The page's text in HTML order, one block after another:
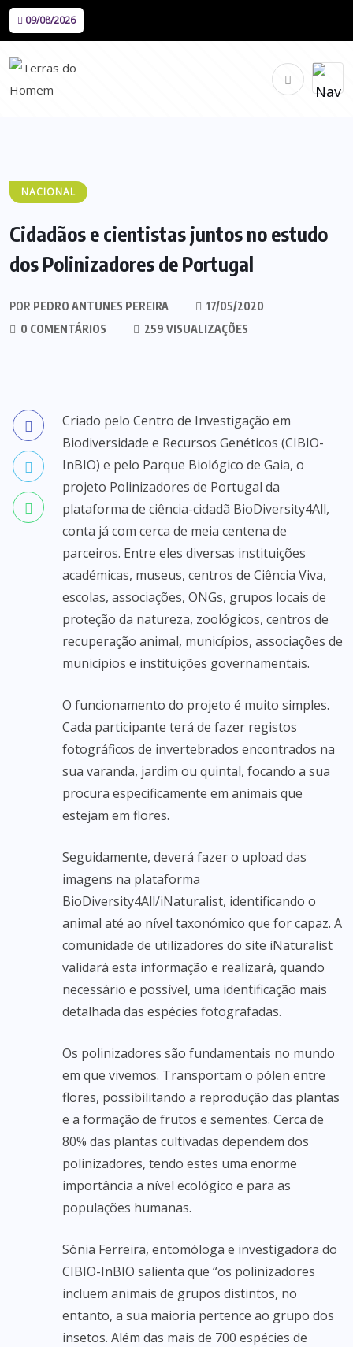
09/08/2026
NACIONAL
Cidadãos e cientistas juntos no estudo
dos Polinizadores de Portugal
POR PEDRO ANTUNES PEREIRA
17/05/2020
0 COMENTÁRIOS
259 VISUALIZAÇÕES
Criado pelo Centro de Investigação em
Biodiversidade e Recursos Genéticos (CIBIO-
InBIO) e pelo Parque Biológico de Gaia, o
projeto Polinizadores de Portugal da
plataforma de ciência-cidadã BioDiversity4All,
conta já com cerca de meia centena de
parceiros. Entre eles diversas instituições
académicas, museus, centros de Ciência Viva,
escolas, associações, ONGs, grupos locais de
proteção da natureza, zoológicos, centros de
recuperação animal, municípios, associações de
municípios e instituições governamentais.
O funcionamento do projeto é muito simples.
Cada participante terá de fazer registos
fotográficos de invertebrados encontrados na
sua varanda, jardim ou quintal, focando a sua
procura especificamente em animais que
estejam em flores.
Seguidamente, deverá fazer o upload das
imagens na plataforma
BioDiversity4All/iNaturalist, identificando o
animal até ao nível taxonómico que for capaz. A
comunidade de utilizadores do site iNaturalist
validará esta informação e realizará, quando
necessário e possível, uma identificação mais
detalhada das espécies fotografadas.
Os polinizadores são fundamentais no mundo
em que vivemos. Transportam o pólen entre
flores, possibilitando a reprodução das plantas
e a formação de frutos e sementes. Cerca de
80% das plantas cultivadas dependem dos
polinizadores, tendo estes uma enorme
importância a nível ecológico e para as
populações humanas.
Sónia Ferreira, entomóloga e investigadora do
CIBIO-InBIO salienta que “os polinizadores
incluem animais de grupos distintos, no
entanto, a sua maioria pertence ao grupo dos
insetos. Além das mais de 700 espécies de